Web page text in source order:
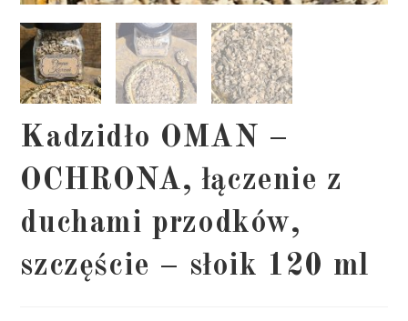
Kadzidło OMAN –
OCHRONA, łączenie z
duchami przodków,
szczęście – słoik 120 ml